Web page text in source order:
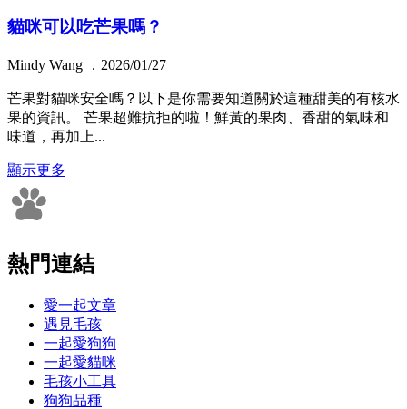
貓咪可以吃芒果嗎？
Mindy Wang ．2026/01/27
芒果對貓咪安全嗎？以下是你需要知道關於這種甜美的有核水
果的資訊。 芒果超難抗拒的啦！鮮黃的果肉、香甜的氣味和
味道，再加上...
顯示更多
熱門連結
愛一起文章
遇見毛孩
一起愛狗狗
一起愛貓咪
毛孩小工具
狗狗品種